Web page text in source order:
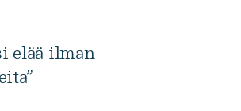
elää ilman